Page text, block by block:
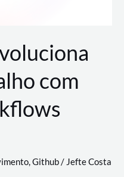
com
,Github/ Jefte Costa